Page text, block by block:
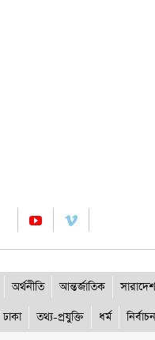
অর্থনীতি আন্তর্জাতিক সারাদেশ
ঢাকা তথ্য-প্রযুক্তি ধর্ম নির্বাচন